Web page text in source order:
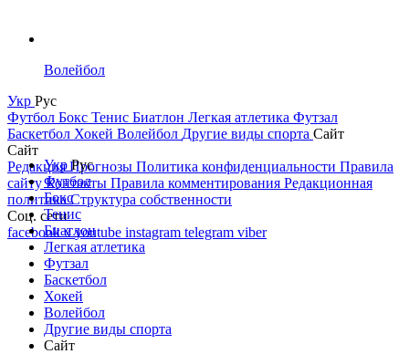
Волейбол
Укр Рус
Футбол Бокс Тенис Биатлон Легкая атлетика Футзал
Баскетбол Хокей Волейбол Другие виды спорта Сайт
Сайт
РедакцияПрогнозы Политика конфиденциальности Правила
сайтуКонтакты Правила комментирования Редакционная
политикаСтруктура собственности
Соц. сети
facebookxyoutube instagram telegram viber
УкрРус
Футбол
Бокс
Тенис
Биатлон
Легкая атлетика
Футзал
Баскетбол
Хокей
Волейбол
Другие виды спорта
Сайт